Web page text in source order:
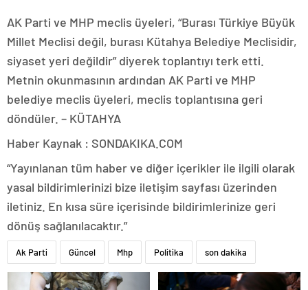
AK Parti ve MHP meclis üyeleri, “Burası Türkiye Büyük
Millet Meclisi değil, burası Kütahya Belediye Meclisidir,
siyaset yeri değildir” diyerek toplantıyı terk etti.
Metnin okunmasının ardından AK Parti ve MHP
belediye meclis üyeleri, meclis toplantısına geri
döndüler. – KÜTAHYA
Haber Kaynak : SONDAKIKA.COM
“Yayınlanan tüm haber ve diğer içerikler ile ilgili olarak
yasal bildirimlerinizi bize iletişim sayfası üzerinden
iletiniz. En kısa süre içerisinde bildirimlerinize geri
dönüş sağlanılacaktır.”
Ak Parti Güncel Mhp Politika son dakika